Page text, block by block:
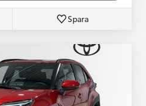
Spara